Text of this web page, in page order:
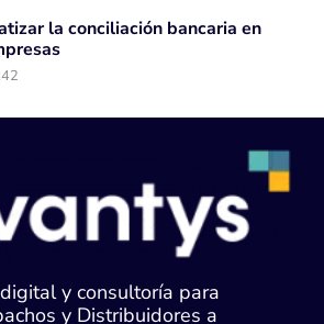
la conciliación bancaria en
y consultoría para
y Distribuidores a